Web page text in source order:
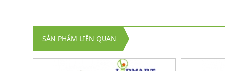
SẢN PHẨM LIÊN QUAN